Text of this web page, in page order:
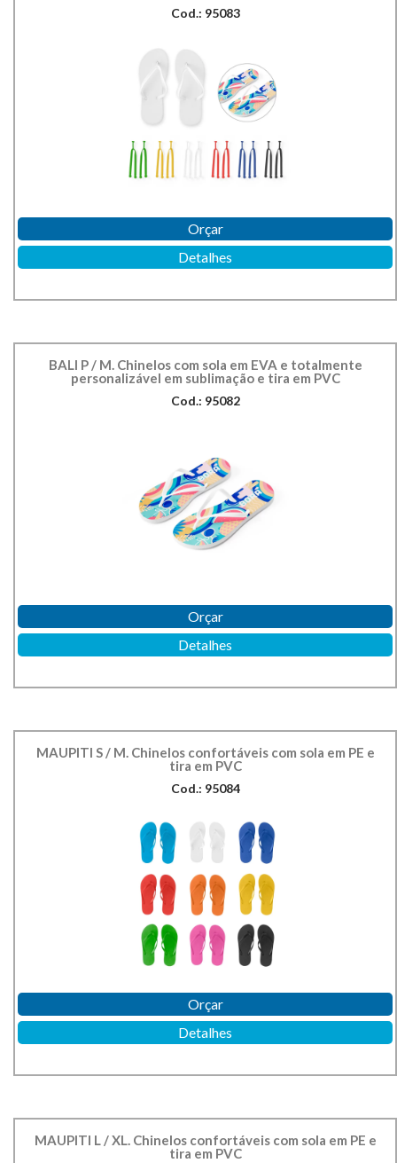
Cod.: 95083
Orçar
Detalhes
BALI P / M. Chinelos com sola em EVA e totalmente
personalizável em sublimação e tira em PVC
Cod.: 95082
Orçar
Detalhes
MAUPITI S / M. Chinelos confortáveis com sola em PE e
tira em PVC
Cod.: 95084
Orçar
Detalhes
MAUPITI L / XL. Chinelos confortáveis com sola em PE e
tira em PVC